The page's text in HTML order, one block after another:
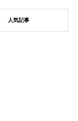
人気記事